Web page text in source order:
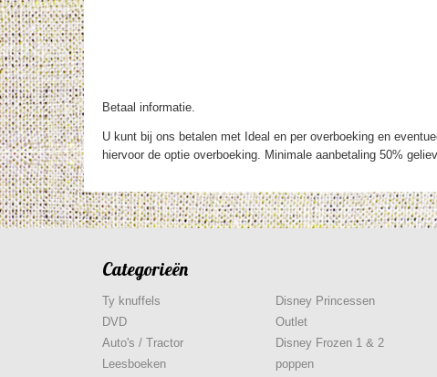
Betaal informatie.
U kunt bij ons betalen met Ideal en per overboeking en
hiervoor de optie overboeking. Minimale aanbetaling 50%
Categorieën
Ty knuffels
DVD
Auto's / Tractor
Leesboeken
Disney Princessen
Outlet
Disney Frozen 1 & 2
poppen